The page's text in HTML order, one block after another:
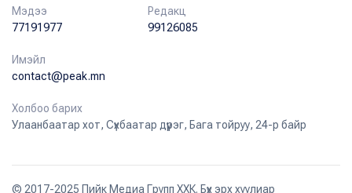
Мэдээ
77191977
Редакц
99126085
Имэйл
contact@peak.mn
Холбоо барих
Улаанбаатар хот, Сүхбаатар дүүрэг, Бага тойруу, 24-р байр
© 2017-2025 Пийк Медиа Групп ХХК. Бүх эрх хуулиар